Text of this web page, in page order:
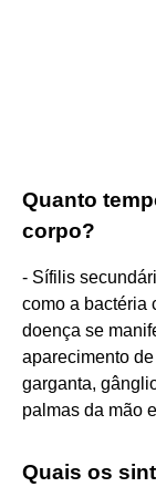
Quanto
corpo?
- Sífilis
como a bactéria
doença se
aparecimento
garganta,
palmas da mão
Quais os